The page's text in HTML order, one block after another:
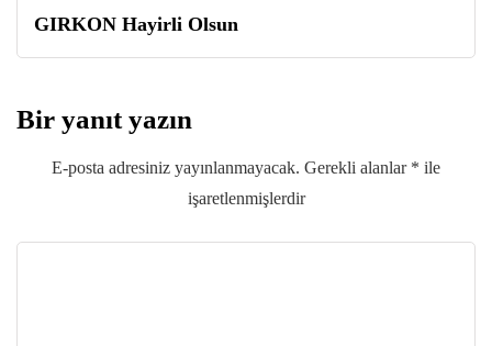
GIRKON Hayirli Olsun
Bir yanıt yazın
E-posta adresiniz yayınlanmayacak. Gerekli alanlar * ile
işaretlenmişlerdir